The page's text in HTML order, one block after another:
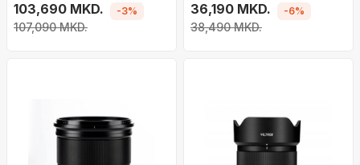
стабилизација на слика,
брз автофокус, црн
103,690 MKD.
107,090 MKD.
-3%
POWER OIS, отпорен на
прав
36,190 MKD.
38,490 MKD.
-6%